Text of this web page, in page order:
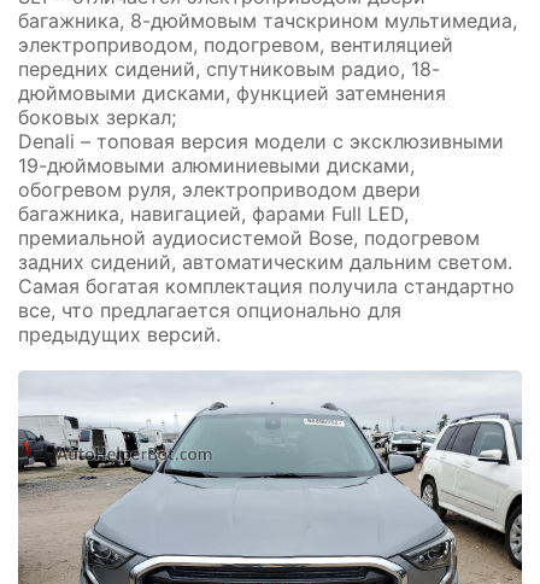
багажника, 8-дюймовым тачскрином мультимедиа,
электроприводом, подогревом, вентиляцией
передних сидений, спутниковым радио, 18-
дюймовыми дисками, функцией затемнения
боковых зеркал;
Denali – топовая версия модели с эксклюзивными
19-дюймовыми алюминиевыми дисками,
обогревом руля, электроприводом двери
багажника, навигацией, фарами Full LED,
премиальной аудиосистемой Bose, подогревом
задних сидений, автоматическим дальним светом.
Самая богатая комплектация получила стандартно
все, что предлагается опционально для
предыдущих версий.